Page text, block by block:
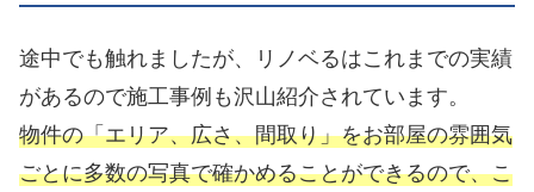
途中でも触れましたが、リノベるはこれまでの実績
があるので施工事例も沢山紹介されています。
物件の「エリア、広さ、間取り」をお部屋の雰囲気
ごとに多数の写真で確かめることができるので、こ